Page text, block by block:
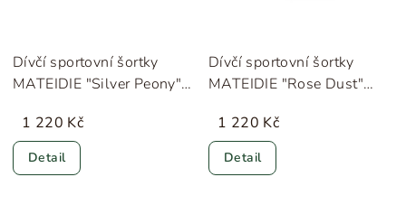
Dívčí sportovní šortky
MATEIDIE "Silver Peony"
1 220 Kč
Detail
Dívčí sportovní šortky
MATEIDIE "Rose Dust"
1 220 Kč
Detail